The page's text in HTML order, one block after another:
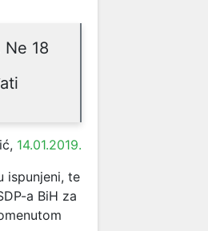
18
14.01.2019.
ispunjeni, te
a BiH za